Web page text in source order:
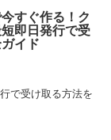
すぐ作る！ク
即日発行で受
イド
で受け取る方法を